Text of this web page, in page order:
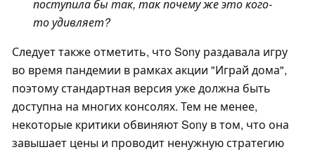
поступила бы так, так почему же это кого-
то удивляет?
Следует также отметить, что Sony раздавала игру
во время пандемии в рамках акции "Играй дома",
поэтому стандартная версия уже должна быть
доступна на многих консолях. Тем не менее,
некоторые критики обвиняют Sony в том, что она
завышает цены и проводит ненужную стратегию